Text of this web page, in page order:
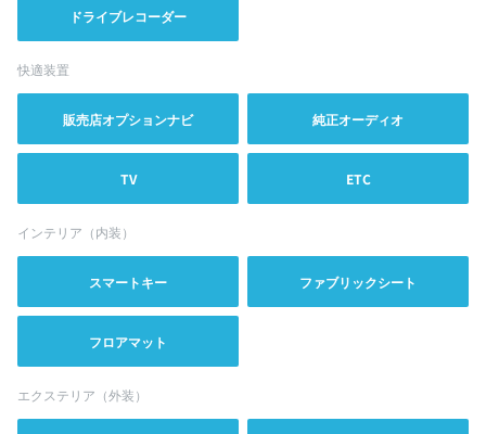
ドライブレコーダー
快適装置
販売店オプションナビ 純正オーディオ
TV ETC
インテリア（内装）
スマートキー ファブリックシート
フロアマット
エクステリア（外装）